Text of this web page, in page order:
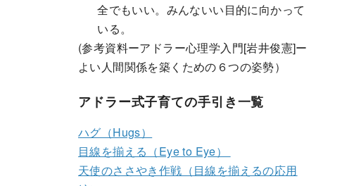
全でもいい。みんないい目的に向かって
いる。
(参考資料ーアドラー心理学入門[岩井俊憲]ー
よい人間関係を築くための６つの姿勢）
アドラー式子育ての手引き一覧
ハグ（Hugs）
目線を揃える（Eye to Eye）
天使のささやき作戦（目線を揃えるの応用